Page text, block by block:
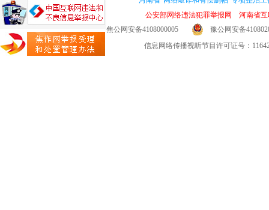
公安部网络违法犯罪举报网
河南省
焦公网安备4108000005
豫公网安备
信息网络传播视听节目许可证号：